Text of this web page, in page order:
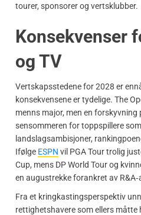
tourer, sponsorer og vertsklubber.
Konsekvenser
og TV
Vertskapsstedene for 2028 er
konsekvensene er tydelige. The
menns major, men en forskyvning
sensommeren for toppspillere
landslagsambisjoner,
Ifølge ESPN vil PGA Tour trolig
Cup, mens DP World Tour og
en augustrekke forankret av
Fra et kringkastingsperspektiv
rettighetshavere som ellers måtte